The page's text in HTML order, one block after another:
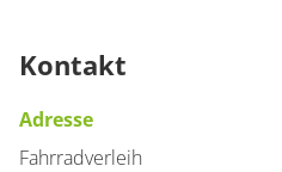
Kontakt
Adresse
Fahrradverleih